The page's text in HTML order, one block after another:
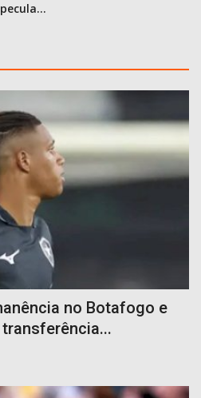
Operação da Polícia Civil prende suspeitos de envolvimento em chacina de Itabaiana
no Botafogo e